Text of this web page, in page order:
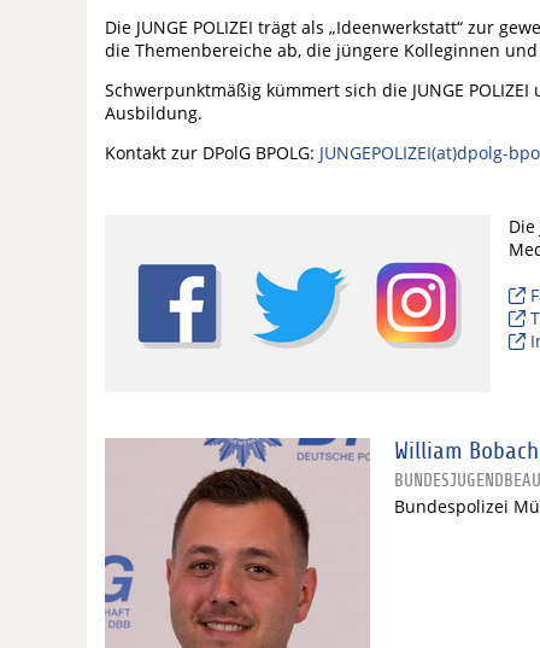
Die JUNGE POLIZEI trägt als „Ideenwerkstatt“ zur
die Themenbereiche ab, die jüngere Kolleginnen
Schwerpunktmäßig kümmert sich die JUNGE
Ausbildung.
Kontakt zur DPolG BPOLG: JUNGEPOLIZEI(at)dpolg-
William Bobach
Bundespolizei